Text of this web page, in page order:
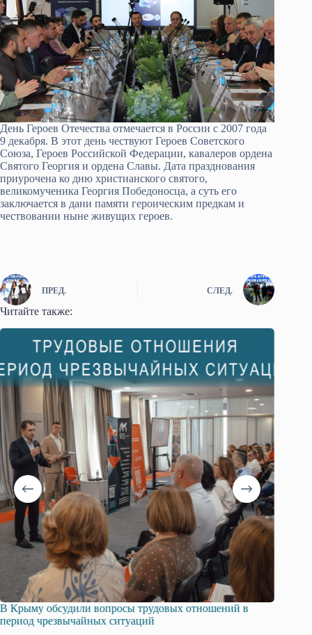
День Героев Отечества отмечается в России с 2007 года
9 декабря. В этот день чествуют Героев Советского
Союза, Героев Российской Федерации, кавалеров ордена
Святого Георгия и ордена Славы. Дата празднования
приурочена ко дню христианского святого,
великомученика Георгия Победоносца, а суть его
заключается в дани памяти героическим предкам и
чествовании ныне живущих героев.
ПРЕД. СЛЕД.
Читайте также:
отношений в
Русская община Крыма и Федерация
профсоюзов Крыма укрепляют